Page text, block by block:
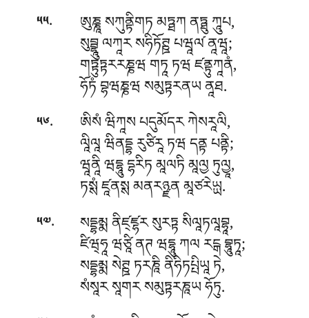
༥༥. ཨུཎྞཱ སཀུནྟིགཏ མཏྠཀ ནཏྠུ ཀཱུཔ,
སུབྦྷཱུ ལཀཱར སཧིཏོཊྛ པཝཱལ༹ ནཱཝཱ;
གཏྟུཏྟརརཎྞཝ གཏཱ ཏཝ ཛནྟུཀཱནཾ,
ཧོཏཾ བྷཝཎྞཝ སམུཏྟརནཡ ནཱཐ.
༥༦. ཨིསཾ ཝིཀཱས པདུམོདར ཀེསརཱལི,
ལཱིལཱ ཝིནདྡྷ རུཙིརཱ ཏཝ དནྟ པནྟི;
ཝཱནཱི ཝདྷཱུ དྷརིཏ མཱལཏི མཱལྱ ཏུལྱཱ,
ཏསྶཾ ཛཱནསྶ མནརཉྫན མཱཙརེཡྻ.
༥༧. སདྡྷམྨ ནིཛ྄ཛྷར སུརཏྟ སིལཱཏལཱབྷཱ,
ཛིཝ྄ཧཱ ཝཙཱི ནཊ ཝདྷཱུ ཀལ རངྒ བྷཱུཏཱ;
སདྡྷམྨ སེཊྛ ཏརཎཱི ནིཧིཏཔྤིཡཱ ཏེ,
སཾསཱར སཱགར སམུཏྟརཎཱཡ ཧོཏུ.